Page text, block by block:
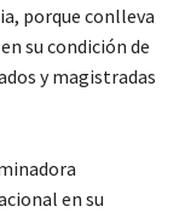
porque conlleva
su condición de
y magistradas
en su